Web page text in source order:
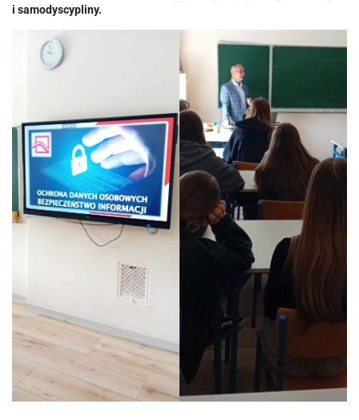
i samodyscypliny.